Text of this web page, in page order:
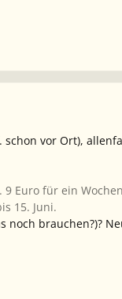
vor Ort),
Euro für ein
15. Juni.
noch brauchen?)?